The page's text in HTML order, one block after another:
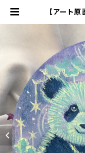
【アート